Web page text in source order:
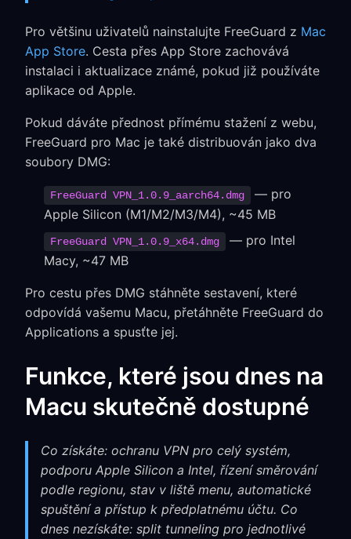
Pro většinu uživatelů nainstalujte FreeGuard z Mac
App Store. Cesta přes App Store zachovává
instalaci i aktualizace známé, pokud již používáte
aplikace od Apple.
Pokud dáváte přednost přímému stažení z webu,
FreeGuard pro Mac je také distribuován jako dva
soubory DMG:
FreeGuard VPN_1.0.9_aarch64.dmg
— pro
Apple Silicon (M1/M2/M3/M4), ~45 MB
FreeGuard VPN_1.0.9_x64.dmg
— pro Intel
Macy, ~47 MB
Pro cestu přes DMG stáhněte sestavení, které
odpovídá vašemu Macu, přetáhněte FreeGuard do
Applications a spusťte jej.
Funkce, které jsou dnes na
Macu skutečně dostupné
Co získáte: ochranu VPN pro celý systém,
podporu Apple Silicon a Intel, řízení směrování
podle regionu, stav v liště menu, automatické
spuštění a přístup k předplatnému účtu. Co
dnes nezískáte: split tunneling pro jednotlivé